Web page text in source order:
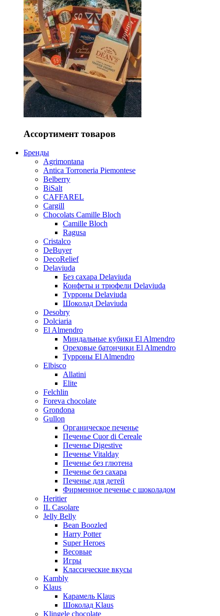
Ассортимент товаров
Бренды
Agrimontana
Antica Torroneria Piemontese
Belberry
BiSalt
CAFFAREL
Cargill
Chocolats Camille Bloch
Camille Bloch
Ragusa
Cristalco
DeBuyer
DecoRelief
Delaviuda
Без сахара Delaviuda
Конфеты и трюфели Delaviuda
Турроны Delaviuda
Шоколад Delaviuda
Desobry
Dolciaria
El Almendro
Миндальные кубики El Almendro
Ореховые батончики El Almendro
Турроны El Almendro
Elbisco
Allatini
Elite
Felchlin
Foreva chocolate
Grondona
Gullon
Органическое печенье
Печенье Cuor di Cereale
Печенье Digestive
Печенье Vitalday
Печенье без глютена
Печенье без сахара
Печенье для детей
Фирменное печенье с шоколадом
Heritier
IL Casolare
Jelly Belly
Bean Boozled
Harry Potter
Super Heroes
Весовые
Игры
Классические вкусы
Kambly
Klaus
Карамель Klaus
Шоколад Klaus
Klingele chocolate